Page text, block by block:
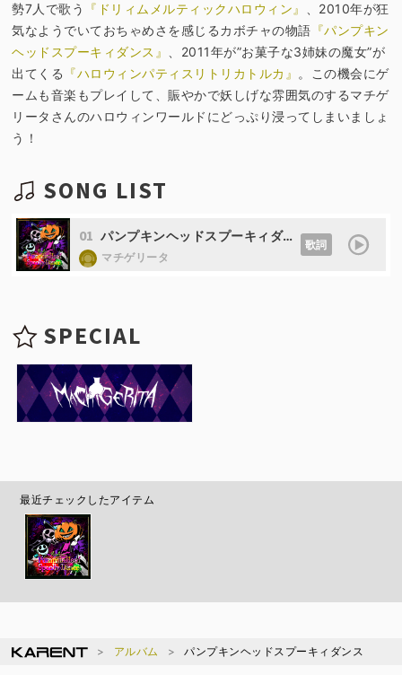
勢7人で歌う
『ドリィムメルティックハロウィン』
、2010年が狂
気なようでいておちゃめさを感じるカボチャの物語 『パンプキン
ヘッドスプーキィダンス』
、2011年が”お菓子な3姉妹の魔女”が
出てくる 『ハロウィンパティスリトリカトルカ』 。この機会にゲ
ームも音楽もプレイして、賑やかで妖しげな雰囲気のするマチゲ
リータさんのハロウィンワールドにどっぷり浸ってしまいましょ
う！
SONG LIST
01 パンプキンヘッドスプーキィダンス (feat. 初音ミク)
マチゲリータ
歌詞
SPECIAL
最近チェックしたアイテム
アルバム パンプキンヘッドスプーキィダンス